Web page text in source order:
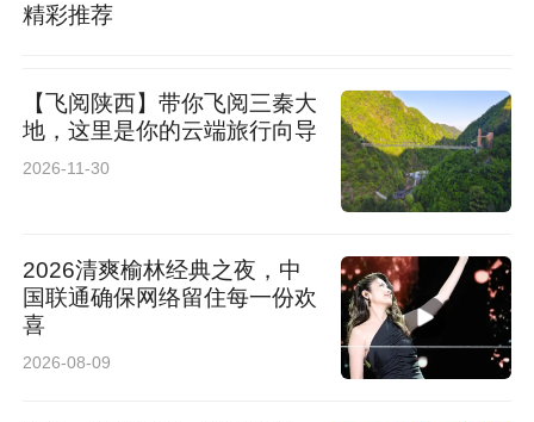
精彩推荐
【飞阅陕西】带你飞阅三秦大
地，这里是你的云端旅行向导
2026-11-30
2026清爽榆林经典之夜，中
国联通确保网络留住每一份欢
喜
2026-08-09